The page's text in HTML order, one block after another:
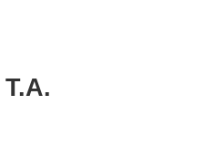
T.A.